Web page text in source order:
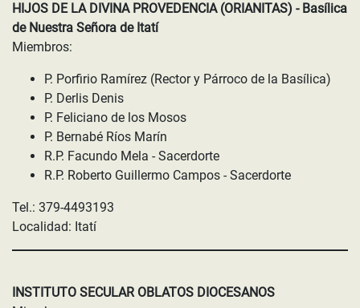
HIJOS DE LA DIVINA PROVEDENCIA (ORIANITAS) - Basílica
de Nuestra Señora de Itatí
Miembros:
P. Porfirio Ramírez (Rector y Párroco de la Basílica)
P. Derlis Denis
P. Feliciano de los Mosos
P. Bernabé Ríos Marín
R.P. Facundo Mela - Sacerdorte
R.P. Roberto Guillermo Campos - Sacerdorte
Tel.: 379-4493193
Localidad: Itatí
INSTITUTO SECULAR OBLATOS DIOCESANOS